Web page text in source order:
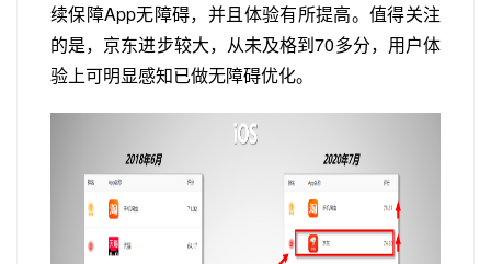
续保障App无障碍，并且体验有所提高。值得关注
的是，京东进步较大，从未及格到70多分，用户体
验上可明显感知已做无障碍优化。